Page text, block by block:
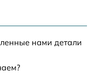
нами детали